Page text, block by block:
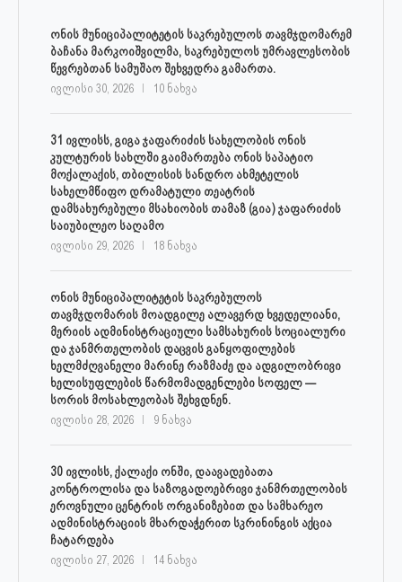
ონის მუნიციპალიტეტის საკრებულოს თავმჯდომარემ
ბაჩანა მარკოიშვილმა, საკრებულოს უმრავლესობის
წევრებთან სამუშაო შეხვედრა გამართა.
ივლისი 30, 2026 10 ნახვა
31 ივლისს, გიგა ჯაფარიძის სახელობის ონის
კულტურის სახლში გაიმართება ონის საპატიო
მოქალაქის, თბილისის სანდრო ახმეტელის
სახელმწიფო დრამატული თეატრის
დამსახურებული მსახიობის თამაზ (გია) ჯაფარიძის
საიუბილეო საღამო
ივლისი 29, 2026 18 ნახვა
ონის მუნიციპალიტეტის საკრებულოს
თავმჯდომარის მოადგილე ალავერდ ხვედელიანი,
მერიის ადმინისტრაციული სამსახურის სოციალური
და ჯანმრთელობის დაცვის განყოფილების
ხელმძღვანელი მარინე რაზმაძე და ადგილობრივი
ხელისუფლების წარმომადგენლები სოფელ —
სორის მოსახლეობას შეხვდნენ.
ივლისი 28, 2026 9 ნახვა
30 ივლისს, ქალაქი ონში, დაავადებათა
კონტროლისა და საზოგადოებრივი ჯანმრთელობის
ეროვნული ცენტრის ორგანიზებით და სამხარეო
ადმინისტრაციის მხარდაჭერით სკრინინგის აქცია
ჩატარდება
ივლისი 27, 2026 14 ნახვა